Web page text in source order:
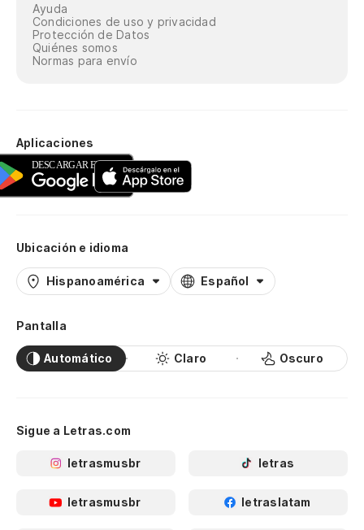
Ayuda
Condiciones de uso y privacidad
Protección de Datos
Quiénes somos
Normas para envío
Aplicaciones
Ubicación e idioma
Hispanoamérica Español
Pantalla
Automático Claro Oscuro
Sigue a Letras.com
letrasmusbr letras
letrasmusbr letraslatam